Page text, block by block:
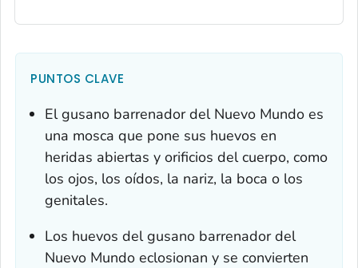
PUNTOS CLAVE
El gusano barrenador del Nuevo Mundo es
una mosca que pone sus huevos en
heridas abiertas y orificios del cuerpo, como
los ojos, los oídos, la nariz, la boca o los
genitales.
Los huevos del gusano barrenador del
Nuevo Mundo eclosionan y se convierten